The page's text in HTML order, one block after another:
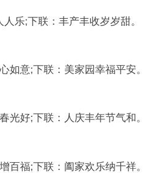
乐;下联：丰产丰收岁岁甜。
如意;下联：美家园幸福平安。
光好;下联：人庆丰年节气和。
百福;下联：阖家欢乐纳千祥。